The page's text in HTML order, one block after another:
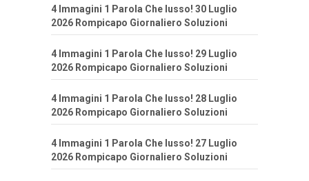
4 Immagini 1 Parola Che lusso! 30 Luglio
2026 Rompicapo Giornaliero Soluzioni
4 Immagini 1 Parola Che lusso! 29 Luglio
2026 Rompicapo Giornaliero Soluzioni
4 Immagini 1 Parola Che lusso! 28 Luglio
2026 Rompicapo Giornaliero Soluzioni
4 Immagini 1 Parola Che lusso! 27 Luglio
2026 Rompicapo Giornaliero Soluzioni